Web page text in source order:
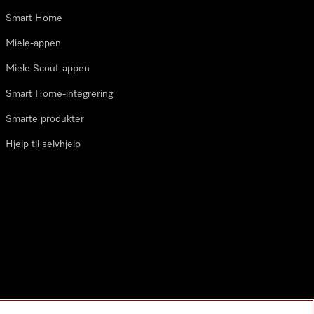
Smart Home
Miele-appen
Miele Scout-appen
Smart Home-integrering
Smarte produkter
Hjelp til selvhjelp